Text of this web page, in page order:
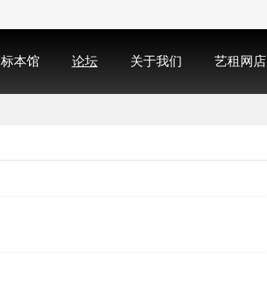
标本馆 论坛 关于我们 艺租网店